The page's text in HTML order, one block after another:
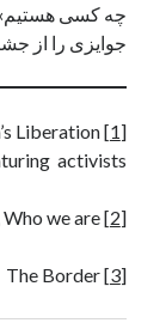
چه کسی
جوایزی را از
[1]
Liberation
activists
[2]
Who we were, Who we are
[3]
The Border